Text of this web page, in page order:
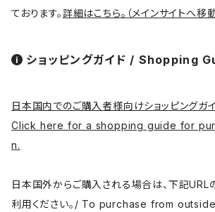
ております。詳細はこちら。（メインサイトへ移動
ショッピングガイド / Shopping
日本国内でのご購入者様向けショッピングガ
Click here for a shopping guide for
n.
日本国外からご購入される場合は、下記URL
利用ください。/ To purchase from